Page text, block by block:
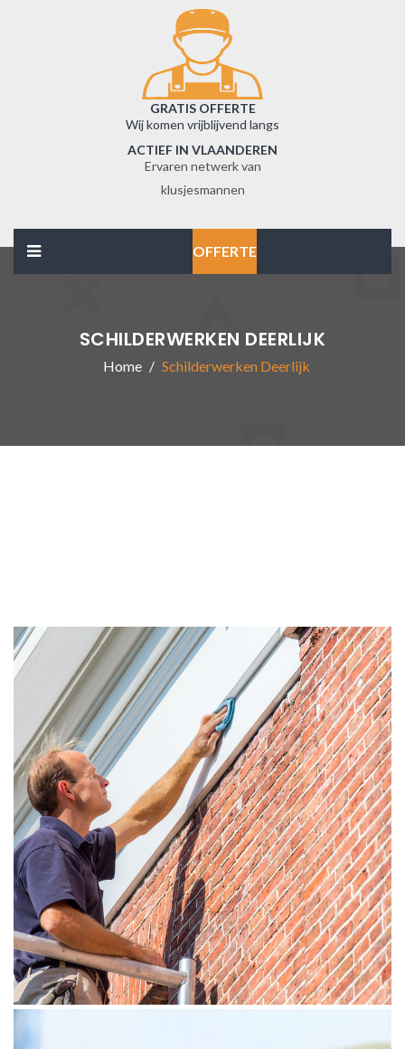
GRATIS OFFERTE
Wij komen vrijblijvend langs
ACTIEF IN VLAANDEREN
Ervaren netwerk van
klusjesmannen
OFFERTE
SCHILDERWERKEN DEERLIJK
Home Schilderwerken Deerlijk